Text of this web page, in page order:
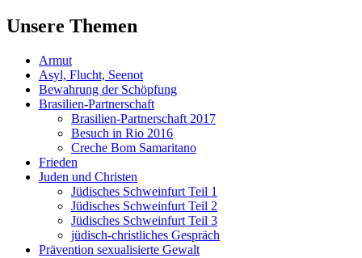
Unsere Themen
Armut
Asyl, Flucht, Seenot
Bewahrung der Schöpfung
Brasilien-Partnerschaft
Brasilien-Partnerschaft 2017
Besuch in Rio 2016
Creche Bom Samaritano
Frieden
Juden und Christen
Jüdisches Schweinfurt Teil 1
Jüdisches Schweinfurt Teil 2
Jüdisches Schweinfurt Teil 3
jüdisch-christliches Gespräch
Prävention sexualisierte Gewalt